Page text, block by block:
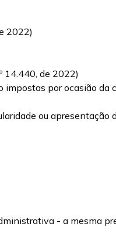
2022)
14.440, de 2022)
por ocasião da
ou apresentação
- a mesma